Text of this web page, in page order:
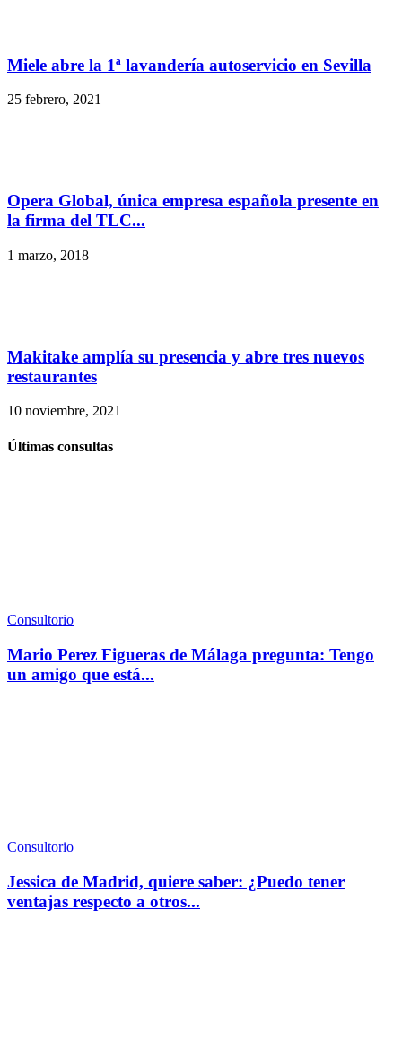
Miele abre la 1ª lavandería autoservicio en Sevilla
25 febrero, 2021
Opera Global, única empresa española presente en
la firma del TLC...
1 marzo, 2018
Makitake amplía su presencia y abre tres nuevos
restaurantes
10 noviembre, 2021
Últimas consultas
Consultorio
Mario Perez Figueras de Málaga pregunta: Tengo
un amigo que está...
Consultorio
Jessica de Madrid, quiere saber: ¿Puedo tener
ventajas respecto a otros...